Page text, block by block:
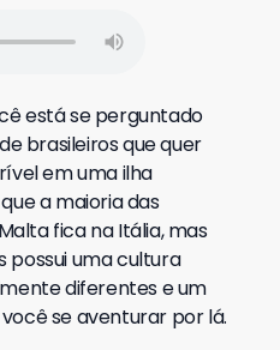
está se perguntado
brasileiros que quer
em uma ilha
a maioria das
fica na Itália, mas
possui uma cultura
diferentes e um
se aventurar por lá.